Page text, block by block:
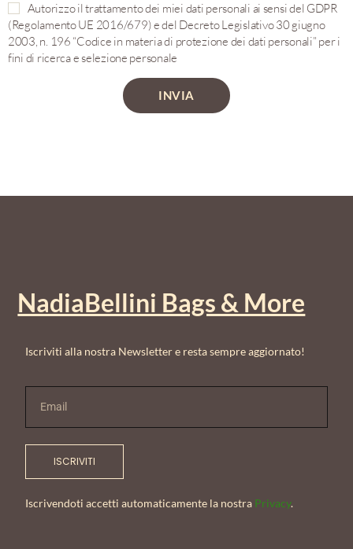
Autorizzo il trattamento dei miei dati personali ai sensi del GDPR
(Regolamento UE 2016/679) e del Decreto Legislativo 30 giugno
2003, n. 196 “Codice in materia di protezione dei dati personali” per i
fini di ricerca e selezione personale
INVIA
NadiaBellini Bags & More
Iscriviti alla nostra Newsletter e resta sempre aggiornato!
ISCRIVITI
Iscrivendoti accetti automaticamente la nostra Privacy.